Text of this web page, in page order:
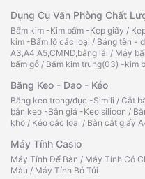
Dụng Cụ Văn Phòng Chất
Bấm kim -Kim bấm -Kẹp giấy /
kim -Bấm lỗ các loại / Bảng tên -
A3,A4,A5,CMND,bằng lái / Máy
bấm gỗ / Bấm kim trung(03) -kim
Băng Keo - Dao - Kéo
Băng keo trong/đục -Simili / Cắt
bắn keo -Bắn giá -Keo silicon /
khô / Kéo các loại / Bàn cắt giấy
Máy Tính Casio
Máy Tính Để Bàn / Máy Tính Có
Màu / Máy Tính Bỏ Túi